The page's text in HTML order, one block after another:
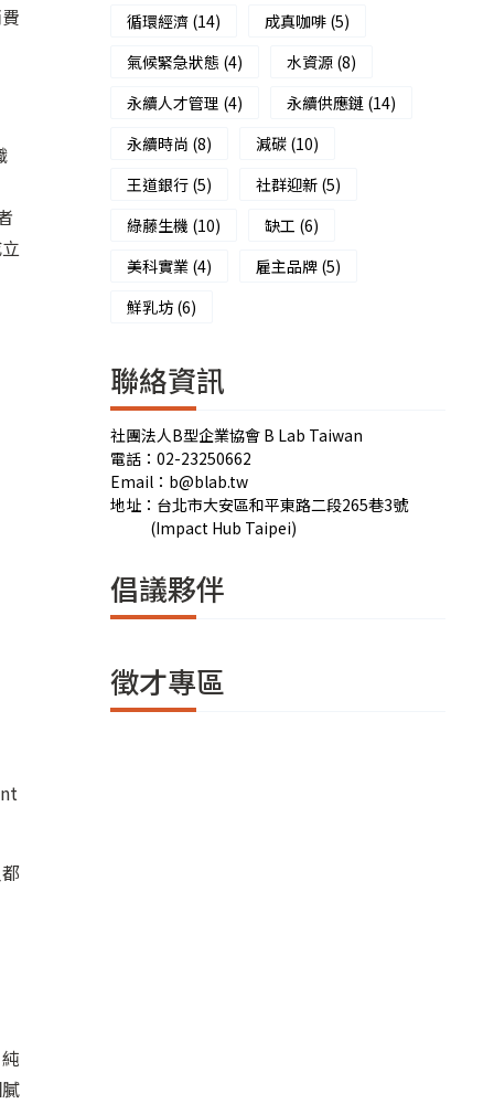
循環經濟(14) 成真咖啡(5)
氣候緊急狀態 (4) 水資源(8)
永續人才管理 (4) 永續供應鏈(14)
永續時尚 (8) 減碳(10)
王道銀行(5) 社群迎新(5)
綠藤生機 (10) 缺工 (6)
美科實業(4) 雇主品牌(5)
鮮乳坊(6)
聯絡資訊
社團法人B型企業協會 B Lab Taiwan
電話：02-23250662
Email：b@blab.tw
地址：台北市大安區和平東路二段265巷3號
(Impact Hub Taipei)
倡議夥伴
徵才專區